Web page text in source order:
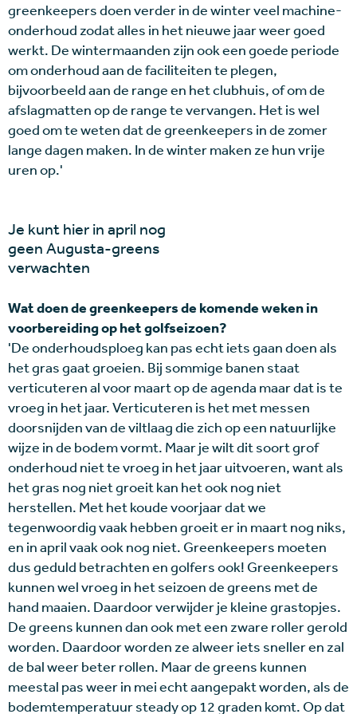
greenkeepers doen verder in de winter veel machine-
onderhoud zodat alles in het nieuwe jaar weer goed
werkt. De wintermaanden zijn ook een goede periode
om onderhoud aan de faciliteiten te plegen,
bijvoorbeeld aan de range en het clubhuis, of om de
afslagmatten op de range te vervangen. Het is wel
goed om te weten dat de greenkeepers in de zomer
lange dagen maken. In de winter maken ze hun vrije
uren op.'
Je kunt hier in april nog
geen Augusta-greens
verwachten
Wat doen de greenkeepers de komende weken in
voorbereiding op het golfseizoen?
'De onderhoudsploeg kan pas echt iets gaan doen als
het gras gaat groeien. Bij sommige banen staat
verticuteren al voor maart op de agenda maar dat is te
vroeg in het jaar. Verticuteren is het met messen
doorsnijden van de viltlaag die zich op een natuurlijke
wijze in de bodem vormt. Maar je wilt dit soort grof
onderhoud niet te vroeg in het jaar uitvoeren, want als
het gras nog niet groeit kan het ook nog niet
herstellen. Met het koude voorjaar dat we
tegenwoordig vaak hebben groeit er in maart nog niks,
en in april vaak ook nog niet. Greenkeepers moeten
dus geduld betrachten en golfers ook! Greenkeepers
kunnen wel vroeg in het seizoen de greens met de
hand maaien. Daardoor verwijder je kleine grastopjes.
De greens kunnen dan ook met een zware roller gerold
worden. Daardoor worden ze alweer iets sneller en zal
de bal weer beter rollen. Maar de greens kunnen
meestal pas weer in mei echt aangepakt worden, als de
bodemtemperatuur steady op 12 graden komt. Op dat